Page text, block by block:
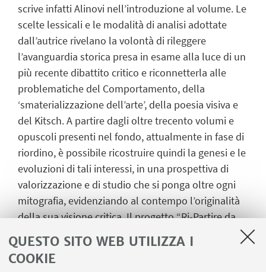
QUESTO SITO WEB UTILIZZA I
COOKIE
scrive infatti Alinovi nell’introduzione al volume. Le
scelte lessicali e le modalità di analisi adottate
dall’autrice rivelano la volontà di rileggere
l’avanguardia storica presa in esame alla luce di un
più recente dibattito critico e riconnetterla alle
problematiche del Comportamento, della
‘smaterializzazione dell’arte’, della poesia visiva e
del Kitsch. A partire dagli oltre trecento volumi e
opuscoli presenti nel fondo, attualmente in fase di
riordino, è possibile ricostruire quindi la genesi e le
evoluzioni di tali interessi, in una prospettiva di
valorizzazione e di studio che si ponga oltre ogni
mitografia, evidenziando al contempo l’originalità
della sua visione critica. Il progetto “Ri-Partire da
seminariali, spettacolari e scientifiche lungo tutto
l’anno accademico 2024-25. Il seminario, che